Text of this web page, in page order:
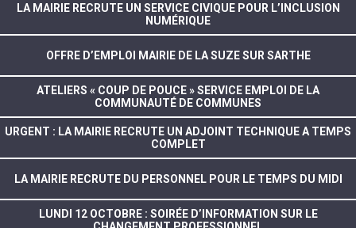
LA MAIRIE RECRUTE UN SERVICE CIVIQUE POUR L’INCLUSION
NUMÉRIQUE
OFFRE D’EMPLOI MAIRIE DE LA SUZE SUR SARTHE
ATELIERS « COUP DE POUCE » SERVICE EMPLOI DE LA
COMMUNAUTÉ DE COMMUNES
URGENT : LA MAIRIE RECRUTE UN ADJOINT TECHNIQUE A TEMPS
COMPLET
LA MAIRIE RECRUTE DU PERSONNEL POUR LE TEMPS DU MIDI
LUNDI 12 OCTOBRE : SOIRÉE D’INFORMATION SUR LE